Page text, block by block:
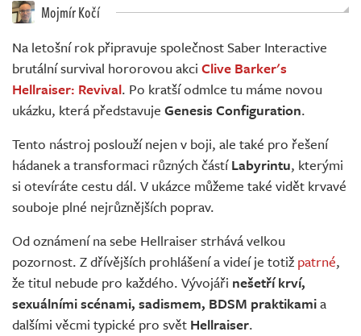
Živě Mojmír Kočí
Na letošní rok připravuje společnost Saber Interactive
brutální survival hororovou akci Clive Barker's
Hellraiser: Revival. Po kratší odmlce tu máme novou
ukázku, která představuje Genesis Configuration.
Tento nástroj poslouží nejen v boji, ale také pro řešení
hádanek a transformaci různých částíLabyrintu, kterými
si otevíráte cestu dál. V ukázce můžeme také vidět krvavé
souboje plné nejrůznějších poprav.
Od oznámení na sebe Hellraiser strhává velkou
pozornost. Z dřívějších prohlášení a videí je totiž patrné,
že titul nebude pro každého. Vývojáři nešetří krví,
sexuálními scénami, sadismem, BDSM praktikamia
dalšími věcmi typické pro svět Hellraiser.